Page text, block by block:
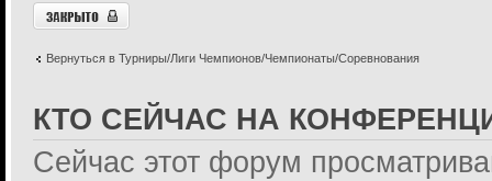
Закрыто
Вернуться в Турниры/Лиги Чемпионов/Чемпионаты/Соревнования
КТО СЕЙЧАС НА
Сейчас этот форум